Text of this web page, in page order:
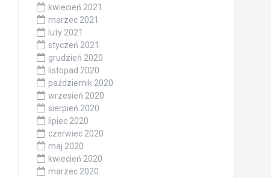
kwiecień 2021
marzec 2021
luty 2021
styczeń 2021
grudzień 2020
listopad 2020
październik 2020
wrzesień 2020
sierpień 2020
lipiec 2020
czerwiec 2020
maj 2020
kwiecień 2020
marzec 2020